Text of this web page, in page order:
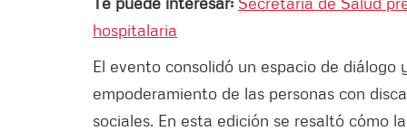
hospitalaria
El evento consolidó un espacio de
empoderamiento de las personas con
sociales. En esta edición se resaltó cómo